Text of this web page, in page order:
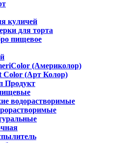
куличей
для торта
пищевое
(Америколор)
Color (Арт Колор)
Продукт
водорастворимые